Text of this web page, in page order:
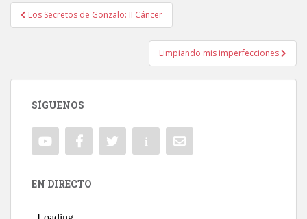
Navegación de entradas
Los Secretos de Gonzalo: II Cáncer
Limpiando mis imperfecciones
SÍGUENOS
EN DIRECTO